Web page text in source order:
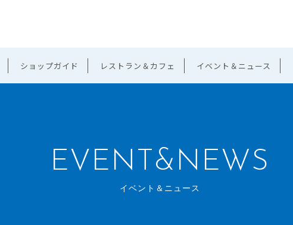
ショップガイド レストラン＆カフェ イベント＆ニュース
EVENT&NEWS
イベント＆ニュース